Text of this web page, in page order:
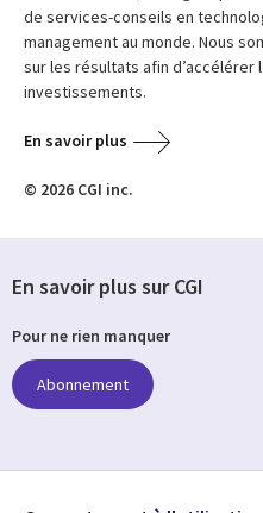
de services-conseils en
management au monde. Nous
sur les résultats afin d’accélérer
investissements.
En savoir plus
© 2026 CGI inc.
En savoir plus sur CGI
Pour ne rien manquer
Abonnement